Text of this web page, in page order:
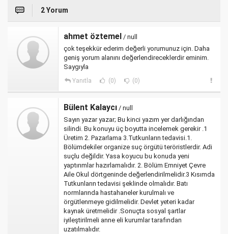
2 Yorum
ahmet öztemel / null
çok teşekkür ederim değerli yorumunuz için. Daha
geniş yorum alanını değerlendireceklerdir eminim.
Saygıyla
Yanıtla (0) (0)
Bülent Kalaycı / null
Sayın yazar yazar; Bu kinci yazım yer darlığından
silindi. Bu konuyu üç boyutta incelemek gerekir .1
Üretim 2. Pazarlama 3.Tutkunların tedavisi.1.
Bölümdekiler organize suç örgütü teröristlerdir. Adi
suçlu değildir. Yasa koyucu bu konuda yeni
yaptırımlar hazırlamalıdır. 2. Bölüm Emniyet Çevre
Aile Okul dörtgeninde değerlendirilmelidir.3 Kısımda
Tutkunların tedavisi şeklinde olmalıdır. Batı
normlarında hastahaneler kurulmalı ve
örgütlenmeye gidilmelidir. Devlet yeteri kadar
kaynak üretmelidir .Sonuçta sosyal şartlar
iyileştirilmeli anne eli kurumlar tarafından
uzatılmalıdır.